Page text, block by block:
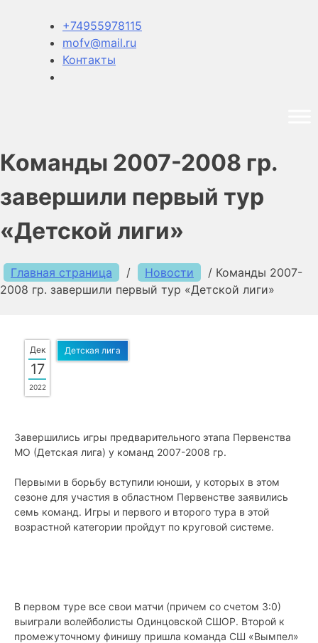
+74955978115
mofv@mail.ru
Контакты
Команды 2007-2008 гр.
завершили первый тур
«Детской лиги»
Главная страница / Новости / Команды 2007-
2008 гр. завершили первый тур «Детской лиги»
Дек
17
2022
Детская лига
Завершились игры предварительного этапа Первенства
МО (Детская лига) у команд 2007-2008 гр.
Первыми в борьбу вступили юноши, у которых в этом
сезоне для участия в областном Первенстве заявились
семь команд. Игры и первого и второго тура в этой
возрастной категории пройдут по круговой системе.
В первом туре все свои матчи (причем со счетом 3:0)
выиграли волейболисты Одинцовской СШОР. Второй к
промежуточному финишу пришла команда СШ «Вымпел»